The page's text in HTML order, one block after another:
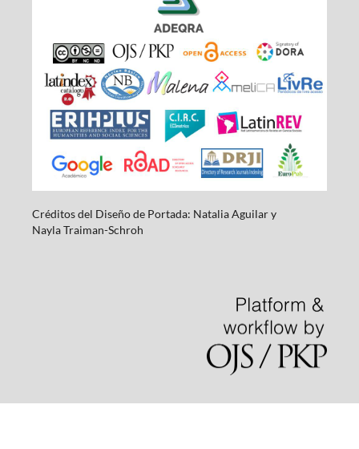
Créditos del Diseño de Portada: Natalia Aguilar y
NaylaTraiman-Schroh